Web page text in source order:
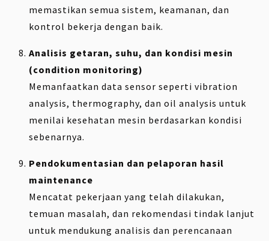
memastikan semua sistem, keamanan, dan
kontrol bekerja dengan baik.
Analisis getaran, suhu, dan kondisi mesin
(condition monitoring)
Memanfaatkan data sensor seperti vibration
analysis, thermography, dan oil analysis untuk
menilai kesehatan mesin berdasarkan kondisi
sebenarnya.
Pendokumentasian dan pelaporan hasil
maintenance
Mencatat pekerjaan yang telah dilakukan,
temuan masalah, dan rekomendasi tindak lanjut
untuk mendukung analisis dan perencanaan